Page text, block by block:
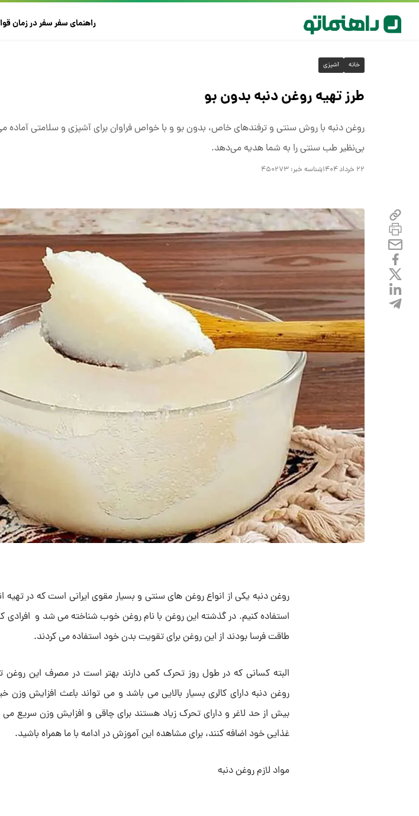
راهنمای سفرسفر در زمان
خانه آشپزی
طرز تهیه روغن دنبه بدون بو
روغن دنبه با روش سنتی و ترفندهای خاص، بدون بو و با خواص فراوان برای آشپزی و سلامتی
بی‌نظیر طب سنتی را به شما هدیه می‌دهد.
۲۲ خرداد ۱۴۰۴ شناسه خبر: ۴۵۰۲۷۳
روغن دنبه یکی از انواع روغن های سنتی و بسیار مقوی ایرانی است که در تهیه
استفاده کنیم. در گذشته این روغن با نام روغن خوب شناخته می شد و
طاقت فرسا بودند از این روغن برای تقویت بدن خود استفاده می کردند.
البته کسانی که در طول روز تحرک کمی دارند بهتر است در مصرف این روغن
روغن دنبه دارای کالری بسیار بالایی می باشد و می تواند باعث افزایش
بیش از حد لاغر و دارای تحرک زیاد هستند برای چاقی و افزایش وزن سریع می
غذایی خود اضافه کنند، برای مشاهده این آموزش در ادامه با ما همراه باشید.
مواد لازم روغن دنبه